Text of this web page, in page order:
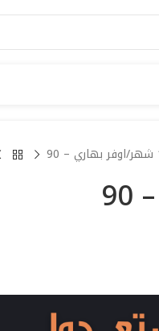
اوفر بهاري – 90